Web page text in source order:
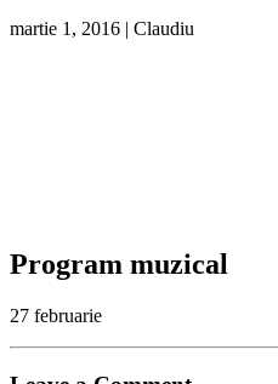
martie 1, 2016 | Claudiu
Program muzical
27 februarie